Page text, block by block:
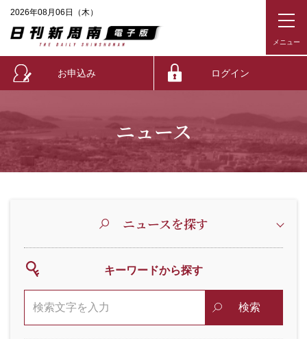
2026年08月06日（木）
お申込み ログイン
ニュース
ニュースを探す
キーワードから探す
検索